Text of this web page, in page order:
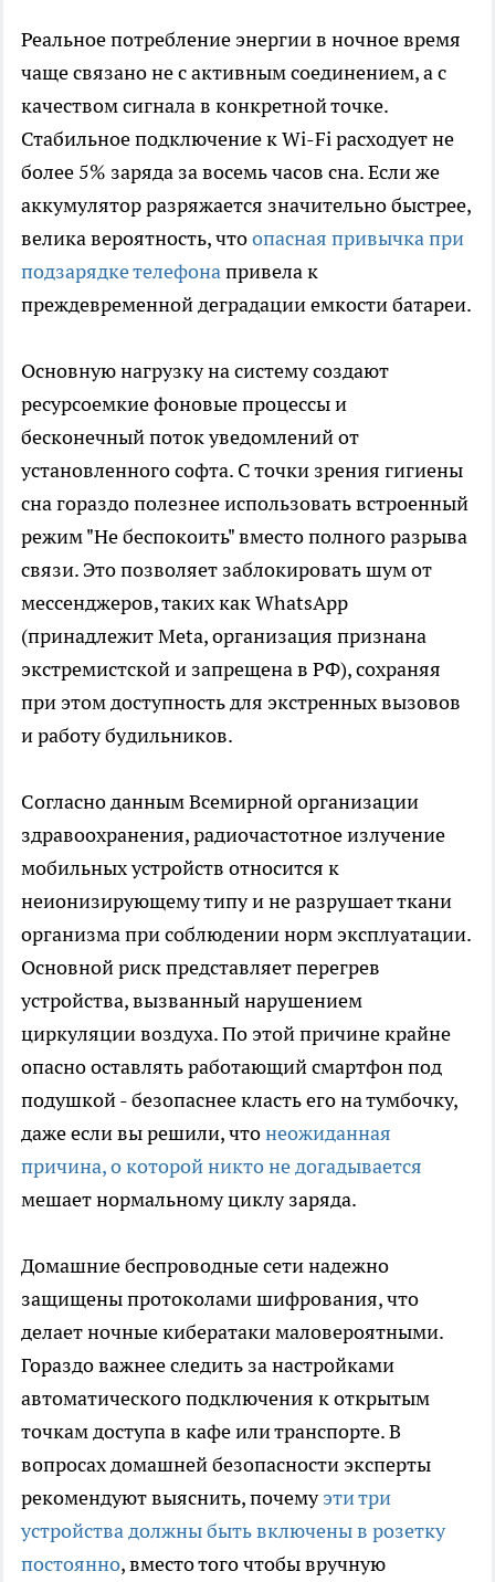
Реальное потребление энергии в ночное время
чаще связано не с активным соединением, а с
качеством сигнала в конкретной точке.
Стабильное подключение к Wi-Fi расходует не
более 5% заряда за восемь часов сна. Если же
аккумулятор разряжается значительно быстрее,
велика вероятность, чтоопасная привычка при
подзарядке телефонапривела к
преждевременной деградации емкости батареи.
Основную нагрузку на систему создают
ресурсоемкие фоновые процессы и
бесконечный поток уведомлений от
установленного софта. С точки зрения гигиены
сна гораздо полезнее использовать встроенный
режим "Не беспокоить" вместо полного разрыва
связи. Это позволяет заблокировать шум от
мессенджеров, таких как WhatsApp
(принадлежит Meta, организация признана
экстремистской и запрещена в РФ), сохраняя
при этом доступность для экстренных вызовов
и работу будильников.
Согласно данным Всемирной организации
здравоохранения, радиочастотное излучение
мобильных устройств относится к
неионизирующему типу и не разрушает ткани
организма при соблюдении норм эксплуатации.
Основной риск представляет перегрев
устройства, вызванный нарушением
циркуляции воздуха. По этой причине крайне
опасно оставлять работающий смартфон под
подушкой - безопаснее класть его на тумбочку,
даже если вы решили, чтонеожиданная
причина, о которой никто не догадывается
мешает нормальному циклу заряда.
Домашние беспроводные сети надежно
защищены протоколами шифрования, что
делает ночные кибератаки маловероятными.
Гораздо важнее следить за настройками
автоматического подключения к открытым
точкам доступа в кафе или транспорте. В
вопросах домашней безопасности эксперты
рекомендуют выяснить, почемуэти три
устройства должны быть включены в розетку
постоянно, вместо того чтобы вручную